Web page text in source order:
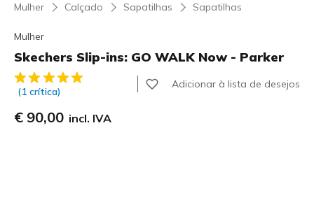
Mulher Calçado Sapatilhas Sapatilhas
Mulher
Skechers Slip-ins: GO WALK Now - Parker
4$1 de 5 – Classificação do cliente
(1 crítica)
Adicionar à lista de desejos
€ 90,00 incl. IVA